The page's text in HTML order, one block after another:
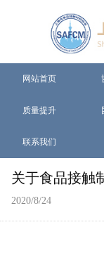
网站首页
质量提升
联系我们
关于食品接触
2020/8/24